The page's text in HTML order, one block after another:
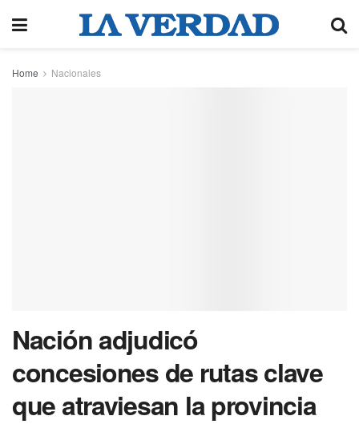
Home Nacionales
Nación adjudicó
concesiones de rutas clave
que atraviesan la provincia